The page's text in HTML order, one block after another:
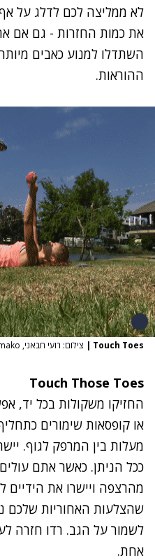
לא ממליצה לכם לדלג על
את כמות החזרות - גם אם
השתדלו למנוע כאבים
ההוראות.
Touch Toes
| צילום: רועי חבאני, mako
Touch Those Toes
החזיקו משקולות בכל יד,
מעלות בין המרפק לגוף.
ככל הניתן. כאשר אתם
מהרצפה ויישרו את הידיים
שהצלעות האחוריות שלכם
לשמור על הגב. רדו חזרה
אחת.